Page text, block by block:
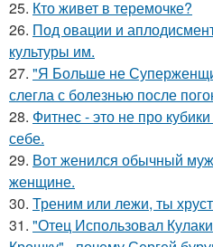
25. Кто живет в теремочке?
26. Под овации и
культуры им.
27. "Я Больше не
слегла с болезнью после
28. Фитнес - это не про
себе.
29. Вот женился обычный
женщине.
30. Треним или лежи, ты
31. "Отец Использовал